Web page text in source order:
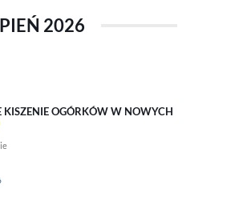
2026
KISZENIE OGÓRKÓW W NOWYCH